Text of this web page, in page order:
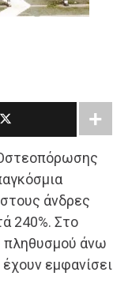
άνδρες
240%. Στο
πληθυσμού άνω
εμφανίσει